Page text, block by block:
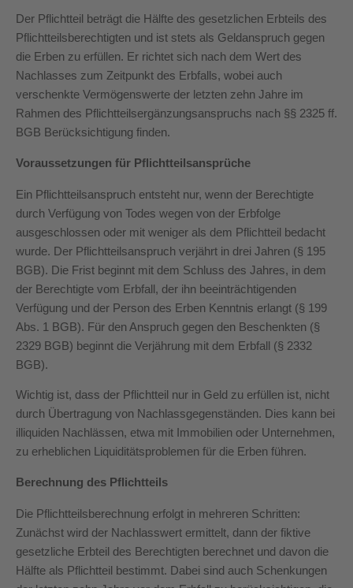
Der Pflichtteil beträgt die Hälfte des gesetzlichen Erbteils des
Pflichtteilsberechtigten und ist stets als Geldanspruch gegen
die Erben zu erfüllen. Er richtet sich nach dem Wert des
Nachlasses zum Zeitpunkt des Erbfalls, wobei auch
verschenkte Vermögenswerte der letzten zehn Jahre im
Rahmen des Pflichtteilsergänzungsanspruchs nach §§ 2325 ff.
BGB Berücksichtigung finden.
Voraussetzungen für Pflichtteilsansprüche
Ein Pflichtteilsanspruch entsteht nur, wenn der Berechtigte
durch Verfügung von Todes wegen von der Erbfolge
ausgeschlossen oder mit weniger als dem Pflichtteil bedacht
wurde. Der Pflichtteilsanspruch verjährt in drei Jahren (§ 195
BGB). Die Frist beginnt mit dem Schluss des Jahres, in dem
der Berechtigte vom Erbfall, der ihn beeinträchtigenden
Verfügung und der Person des Erben Kenntnis erlangt (§ 199
Abs. 1 BGB). Für den Anspruch gegen den Beschenkten (§
2329 BGB) beginnt die Verjährung mit dem Erbfall (§ 2332
BGB).
Wichtig ist, dass der Pflichtteil nur in Geld zu erfüllen ist, nicht
durch Übertragung von Nachlassgegenständen. Dies kann bei
illiquiden Nachlässen, etwa mit Immobilien oder Unternehmen,
zu erheblichen Liquiditätsproblemen für die Erben führen.
Berechnung des Pflichtteils
Die Pflichtteilsberechnung erfolgt in mehreren Schritten:
Zunächst wird der Nachlasswert ermittelt, dann der fiktive
gesetzliche Erbteil des Berechtigten berechnet und davon die
Hälfte als Pflichtteil bestimmt. Dabei sind auch Schenkungen